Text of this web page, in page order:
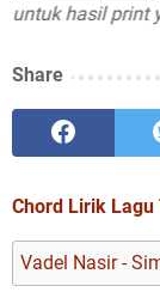
hasil print
Share
Chord Lirik Lagu
Vadel Nasir -